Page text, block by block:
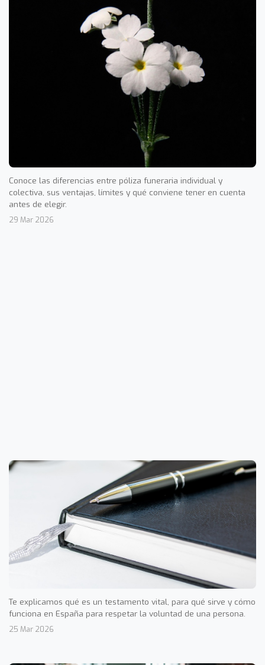
Conoce las diferencias entre póliza funeraria individual y
colectiva, sus ventajas, límites y qué conviene tener en cuenta
antes de elegir.
29 Mar 2026
Te explicamos qué es un testamento vital, para qué sirve y cómo
funciona en España para respetar la voluntad de una persona.
25 Mar 2026